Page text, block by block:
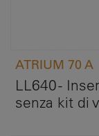
ATRIUM 70 A
LL640 -
senza kit di